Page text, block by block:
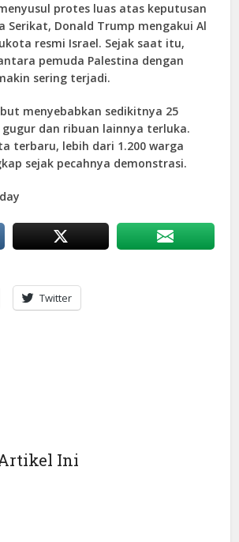
protes luas atas keputusan
Serikat, Donald Trump mengakui Al
resmi Israel. Sejak saat itu,
pemuda Palestina dengan
sering terjadi.
menyebabkan sedikitnya 25
dan ribuan lainnya terluka.
terbaru, lebih dari 1.200 warga
sejak pecahnya demonstrasi.
Twitter
Ini